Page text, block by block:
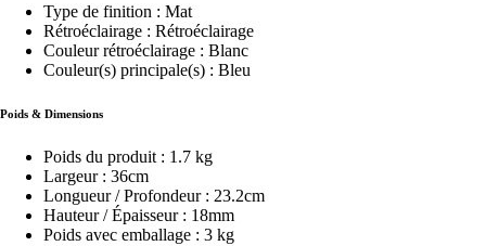
Type de finition : Mat
Rétroéclairage : Rétroéclairage
Couleur rétroéclairage : Blanc
Couleur(s) principale(s) : Bleu
Poids & Dimensions
Poids du produit : 1.7 kg
Largeur : 36cm
Longueur / Profondeur : 23.2cm
Hauteur / Épaisseur : 18mm
Poids avec emballage : 3 kg